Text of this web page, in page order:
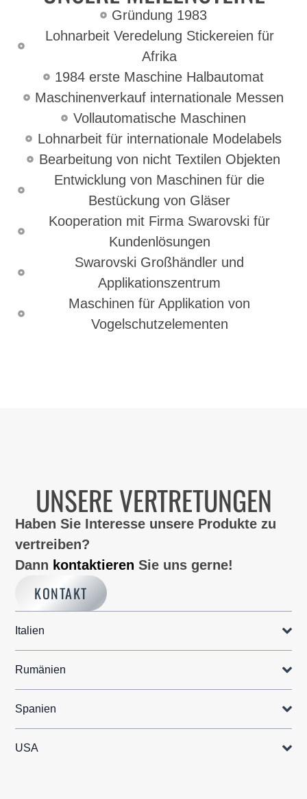
Gründung 1983
Lohnarbeit Veredelung Stickereien für
Afrika
1984 erste Maschine Halbautomat
Maschinenverkauf internationale Messen
Vollautomatische Maschinen
Lohnarbeit für internationale Modelabels
Bearbeitung von nicht Textilen Objekten
Entwicklung von Maschinen für die
Bestückung von Gläser
Kooperation mit Firma Swarovski für
Kundenlösungen
Swarovski Großhändler und
Applikationszentrum
Maschinen für Applikation von
Vogelschutzelementen
UNSERE VERTRETUNGEN
Haben Sie Interesse unsere Produkte zu
vertreiben?
Dann kontaktieren Sie uns gerne!
KONTAKT
Italien
Rumänien
Spanien
USA